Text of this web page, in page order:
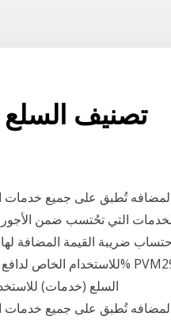
0 تصنيف
تُطبق على جميع خدمات
الخدمات التي تحُتسب ضمن
ضريبة القيمة المضافة
السلع (خدمات)
تُطبق على جميع خدمات